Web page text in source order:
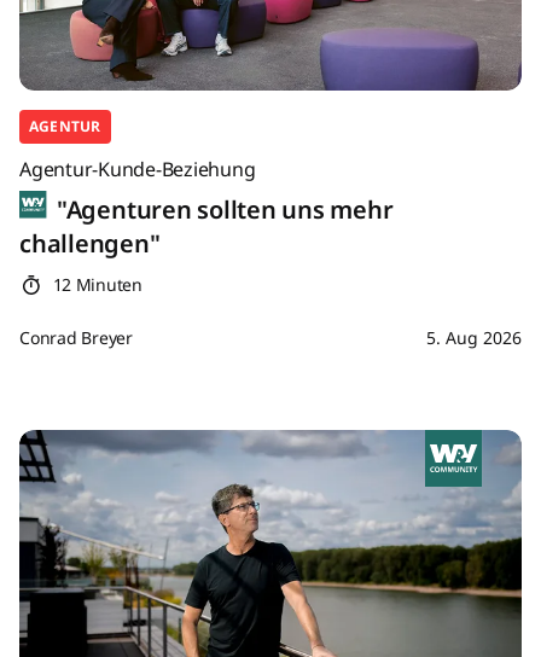
AGENTUR
Agentur-Kunde-Beziehung
"Agenturen sollten uns mehr
challengen"
12 Minuten
Conrad Breyer 5. Aug 2026